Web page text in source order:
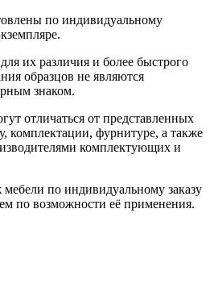
по индивидуальному
их различия и более быстрого
образцов не являются
знаком.
отличаться от представленных
комплектации, фурнитуре, а также
комплектующих и
по индивидуальному заказу
по возможности её применения.